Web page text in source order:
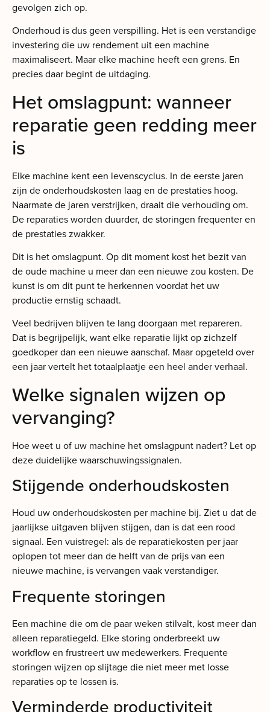
gevolgen zich op.
Onderhoud is dus geen verspilling. Het is een verstandige
investering die uw rendement uit een machine
maximaliseert. Maar elke machine heeft een grens. En
precies daar begint de uitdaging.
Het omslagpunt: wanneer
reparatie geen redding meer
is
Elke machine kent een levenscyclus. In de eerste jaren
zijn de onderhoudskosten laag en de prestaties hoog.
Naarmate de jaren verstrijken, draait die verhouding om.
De reparaties worden duurder, de storingen frequenter en
de prestaties zwakker.
Dit is het omslagpunt. Op dit moment kost het bezit van
de oude machine u meer dan een nieuwe zou kosten. De
kunst is om dit punt te herkennen voordat het uw
productie ernstig schaadt.
Veel bedrijven blijven te lang doorgaan met repareren.
Dat is begrijpelijk, want elke reparatie lijkt op zichzelf
goedkoper dan een nieuwe aanschaf. Maar opgeteld over
een jaar vertelt het totaalplaatje een heel ander verhaal.
Welke signalen wijzen op
vervanging?
Hoe weet u of uw machine het omslagpunt nadert? Let op
deze duidelijke waarschuwingssignalen.
Stijgende onderhoudskosten
Houd uw onderhoudskosten per machine bij. Ziet u dat de
jaarlijkse uitgaven blijven stijgen, dan is dat een rood
signaal. Een vuistregel: als de reparatiekosten per jaar
oplopen tot meer dan de helft van de prijs van een
nieuwe machine, is vervangen vaak verstandiger.
Frequente storingen
Een machine die om de paar weken stilvalt, kost meer dan
alleen reparatiegeld. Elke storing onderbreekt uw
workflow en frustreert uw medewerkers. Frequente
storingen wijzen op slijtage die niet meer met losse
reparaties op te lossen is.
Verminderde productiviteit